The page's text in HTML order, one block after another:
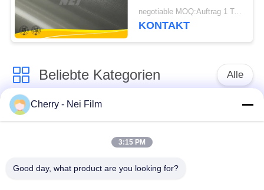
Mikron-Stärke
negotiable MOQ:Auftrag 1 Tonnen-/Spur verkäuflich
KONTAKT
Beliebte Kategorien Alle
bopp thermischer
Mattlaminierungs-
Lamellierender Film
Cherry - Nei Film
3:15 PM
Good day, what product are you looking for?